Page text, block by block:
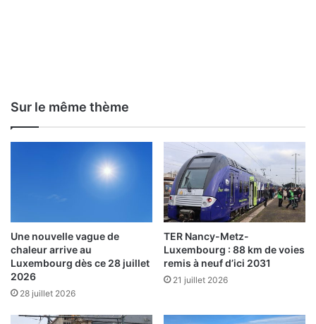
Sur le même thème
Une nouvelle vague de
chaleur arrive au
Luxembourg dès ce 28 juillet
2026
28 juillet 2026
TER Nancy-Metz-
Luxembourg : 88 km de voies
remis à neuf d’ici 2031
21 juillet 2026